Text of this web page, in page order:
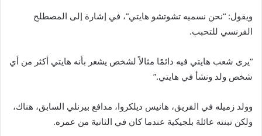
ويقول: “نحن نسميه تشوتشو هايتي”، في إشارة إلى المصطلح
الفرنسي للتحبب.
“يرى شعب هايتي فيه دائمًا مثالاً لشخص يشعر بأنه هايتي أكثر من أي
شخص ولد ونشأ في هايتي.”
وولد زميله في الفريق، هانيس ديلكروا، مدافع بيرنلي السابق، هناك،
ولكن تبنته عائلة بلجيكية عندما كان في الثانية من عمره.